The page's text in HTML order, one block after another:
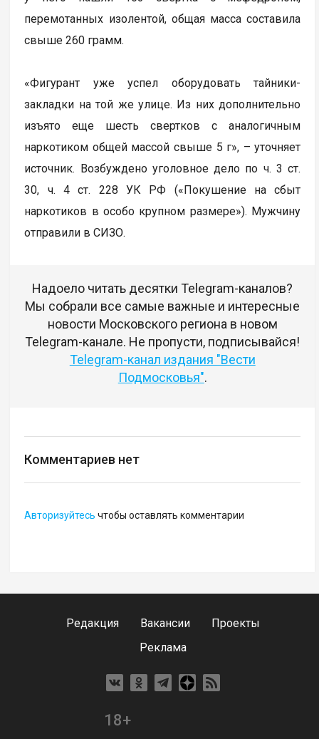
перемотанных изолентой, общая масса составила
свыше 260 грамм.
«Фигурант уже успел оборудовать тайники-
закладки на той же улице. Из них дополнительно
изъято еще шесть свeртков с аналогичным
наркотиком общей массой свыше 5 г», – уточняет
источник. Возбуждено уголовное дело по ч. 3 ст.
30, ч. 4 ст. 228 УК РФ («Покушение на сбыт
наркотиков в особо крупном размере»). Мужчину
отправили в СИЗО.
Надоело читать десятки Telegram-каналов?
Мы собрали все самые важные и интересные
новости Московского региона в новом
Telegram-канале. Не пропусти, подписывайся!
Telegram-канал издания "Вести
Подмосковья".
Комментариев нет
Авторизуйтесь чтобы оставлять комментарии
Редакция Вакансии
Проекты
Реклама
18+